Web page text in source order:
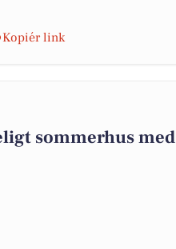
Kopiér link
sommerhus med